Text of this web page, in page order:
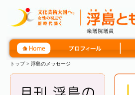
トップ> 浮島のメッセージ